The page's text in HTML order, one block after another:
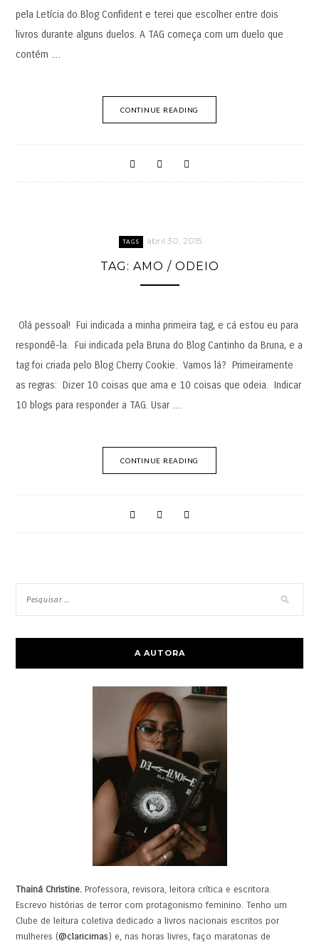
pela Letícia do Blog Confident e terei que escolher entre dois
livros durante alguns duelos. A TAG começa com um duelo que
contém …
CONTINUE READING
TAGS abril 30, 2015
TAG: AMO / ODEIO
Olá pessoal! Fui indicada a minha primeira tag, e cá estou eu para
respondê-la. Fui indicada pela Bruna do Blog Cantinho da Bruna, e a
tag foi criada pelo Blog Cherry Cookie. Vamos lá? Primeiramente
as regras: Dizer 10 coisas que ama e 10 coisas que odeia. Indicar
10 blogs para responder a TAG. Usar …
CONTINUE READING
A AUTORA
Thainá Christine. Professora, revisora, leitora crítica e escritora.
Escrevo histórias de terror com protagonismo feminino. Tenho um
Clube de leitura coletiva dedicado a livros nacionais escritos por
mulheres (@claricimas) e, nas horas livres, faço maratonas de